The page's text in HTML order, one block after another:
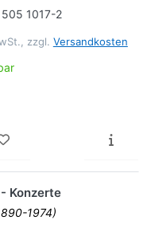
505 1017-2
zzgl. Versandkosten
Konzerte
1974)